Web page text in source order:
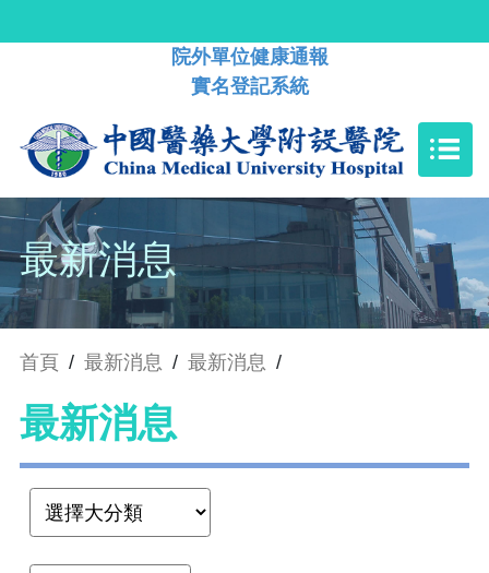
院外單位健康通報
實名登記系統
最新消息
首頁 / 最新消息 / 最新消息 /
最新消息